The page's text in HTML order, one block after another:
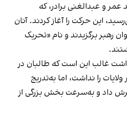
و عبدالغنی برادر، که
حدود ۱۰ نفر می‌رسید، این حرکت را آغاز کردند. آنان
رهبر برگزیدند و نام «تحریک
غالب این است که طالبان در
را نداشت، اما به‌تدریج
داد و به‌سرعت بخش بزرگی از